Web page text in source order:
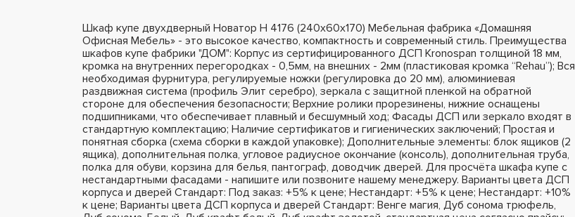
Шкаф купе двухдверный Новатор Н 4176 (240х60х170) Мебельная фабрика «Домашняя
Офисная Мебель» - это высокое качество, компактность и современный стиль. Преимущества
шкафов купе фабрики "ДОМ": Корпус из сертифицированного ДСП Kronospan толщиной 18 мм,
кромка на внутренних перегородках - 0,5мм, на внешних - 2мм (пластиковая кромка “Rehau”); Вся
необходимая фурнитура, регулируемые ножки (регулировка до 20 мм), алюминиевая
раздвижная система (профиль Элит серебро), зеркала с защитной пленкой на обратной
стороне для обеспечения безопасности; Верхние ролики прорезинены, нижние оснащены
подшипниками, что обеспечивает плавный и бесшумный ход; Фасады ДСП или зеркало входят в
стандартную комплектацию; Наличие сертификатов и гигиенических заключений; Простая и
понятная сборка (схема сборки в каждой упаковке); Дополнительные элементы: блок ящиков (2
ящика), дополнительная полка, угловое радиусное окончание (консоль), дополнительная труба,
полка для обуви, корзина для белья, пантограф, доводчик дверей. Для просчёта шкафа купе с
нестандартными фасадами - напишите или позвоните нашему менеджеру. Варианты цвета ДСП
корпуса и дверей Стандарт: Под заказ: +5% к цене; Нестандарт: +5% к цене; Нестандарт: +10%
к цене; Варианты цвета ДСП корпуса и дверей Стандарт: Венге магия, Дуб сонома трюфель,